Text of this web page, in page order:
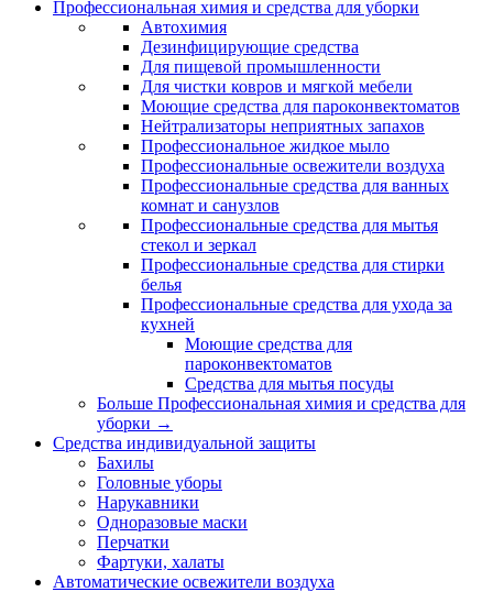
Профессиональная химия и средства для уборки
Автохимия
Дезинфицирующие средства
Для пищевой промышленности
Для чистки ковров и мягкой мебели
Моющие средства для пароконвектоматов
Нейтрализаторы неприятных запахов
Профессиональное жидкое мыло
Профессиональные освежители воздуха
Профессиональные средства для ванных
комнат и санузлов
Профессиональные средства для мытья
стекол и зеркал
Профессиональные средства для стирки
белья
Профессиональные средства для ухода за
кухней
Моющие средства для
пароконвектоматов
Средства для мытья посуды
Больше Профессиональная химия и средства для
уборки →
Средства индивидуальной защиты
Бахилы
Головные уборы
Нарукавники
Одноразовые маски
Перчатки
Фартуки, халаты
Автоматические освежители воздуха